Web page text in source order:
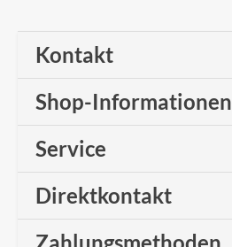
Kontakt
Shop-Informationen
Service
Direktkontakt